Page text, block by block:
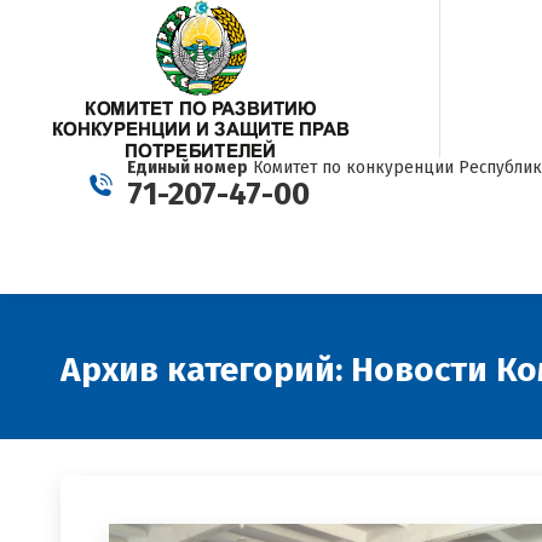
Единый номер Комитет по конкуренции
71-207-47-00
Архив категорий: Новости